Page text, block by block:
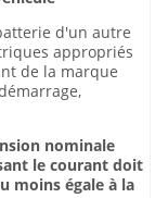
d'un autre
appropriés
de la marque
nominale
le courant doit
moins égale à la